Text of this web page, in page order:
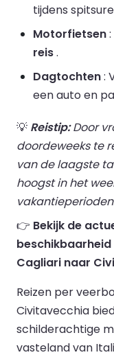
tijdens
Motorfietsen
reis.
Dagtochten:
een auto en
💡 Reistip:Door
doordeweeks te
van de laagste
hoogst in het
👉 Bekijk de
Cagliari naar
Reizen per
Civitavecchia
schilderachtige
vasteland van